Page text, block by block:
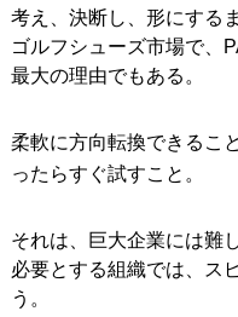
考え、決断し、形にする
ゴルフシューズ市場で、
最大の理由でもある。
柔軟に方向転換できるこ
ったらすぐ試すこと。
それは、巨大企業には難
必要とする組織では、ス
う。